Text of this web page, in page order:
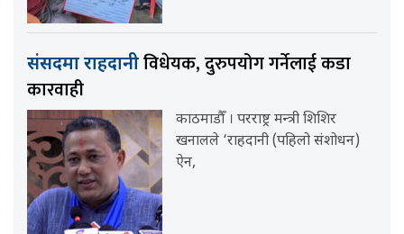
संसदमा राहदानीविधेयक, दुरुपयोग गर्नेलाई कडा
कारवाही
काठमाडौँ । परराष्ट्र मन्त्री शिशिर
खनालले ‘राहदानी (पहिलो संशोधन)
ऐन,